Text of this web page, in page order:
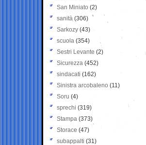
San Miniato (2)
sanità (306)
Sarkozy (43)
scuola (354)
Sestri Levante (2)
Sicurezza (452)
sindacati (162)
Sinistra arcobaleno (11)
Soru (4)
sprechi (319)
Stampa (373)
Storace (47)
subappalti (31)